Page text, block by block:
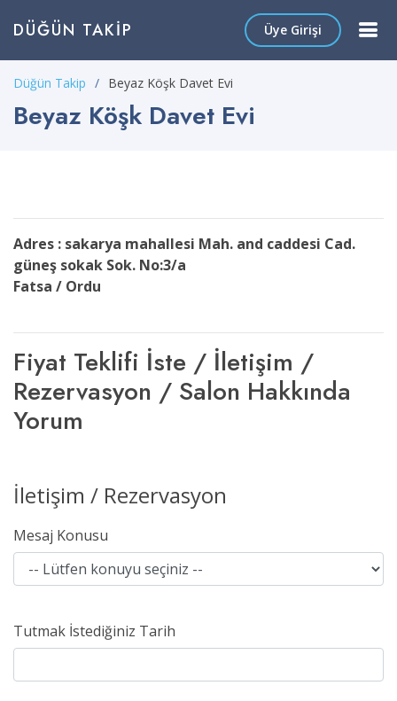
DÜĞÜN TAKIP Üye Girişi
Düğün Takip Beyaz Köşk Davet Evi
Beyaz Köşk Davet Evi
Adres : sakarya mahallesi Mah. and caddesi Cad.
güneş sokak Sok. No:3/a
Fatsa / Ordu
Fiyat Teklifi İste / İletişim /
Rezervasyon / Salon Hakkında
Yorum
İletişim / Rezervasyon
Mesaj Konusu
Tutmak İstediğiniz Tarih